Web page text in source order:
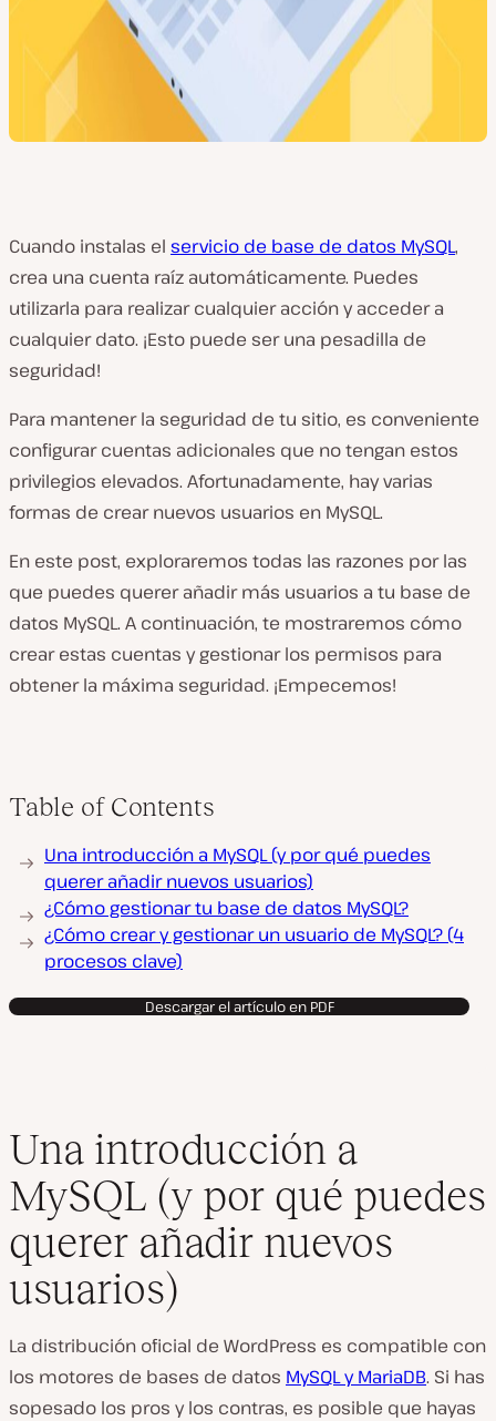
Cuando instalas el servicio de base de datos MySQL,
crea una cuenta raíz automáticamente. Puedes
utilizarla para realizar cualquier acción y acceder a
cualquier dato. ¡Esto puede ser una pesadilla de
seguridad!
Para mantener la seguridad de tu sitio, es conveniente
configurar cuentas adicionales que no tengan estos
privilegios elevados. Afortunadamente, hay varias
formas de crear nuevos usuarios en MySQL.
En este post, exploraremos todas las razones por las
que puedes querer añadir más usuarios a tu base de
datos MySQL. A continuación, te mostraremos cómo
crear estas cuentas y gestionar los permisos para
obtener la máxima seguridad. ¡Empecemos!
Table of Contents
Una introducción a MySQL (y por qué puedes
querer añadir nuevos usuarios)
¿Cómo gestionar tu base de datos MySQL?
¿Cómo crear y gestionar un usuario de MySQL? (4
procesos clave)
Descargar el artículo en PDF
Una introducción a
MySQL (y por qué puedes
querer añadir nuevos
usuarios)
La distribución oficial de WordPress es compatible con
los motores de bases de datos MySQL y MariaDB. Si has
sopesado los pros y los contras, es posible que hayas